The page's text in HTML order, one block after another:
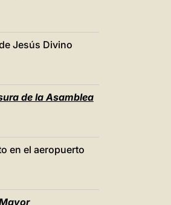
Jesús Divino
de la Asamblea
en el aeropuerto